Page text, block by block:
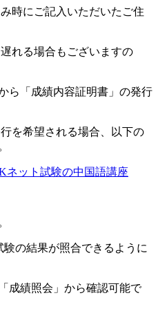
時にご記入いただいたご住
る場合もございますの
ら「成績内容証明書」の発行
を希望される場合、以下の
ネット試験の中国語講座
の結果が照合できるように
成績照会」から確認可能で